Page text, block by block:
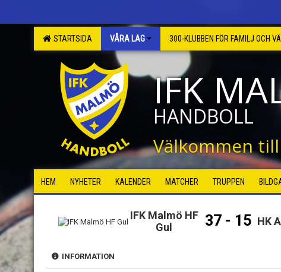
STARTSIDA VÅRA LAG 300-KLUBBEN FÖR FAMILJ OCH
IFK
HANDBOLL
Välkommen till
HEM NYHETER KALENDER MATCHER TRUPPEN
IFK Malmö HF
Gul
37 - 15 HK
INFORMATION